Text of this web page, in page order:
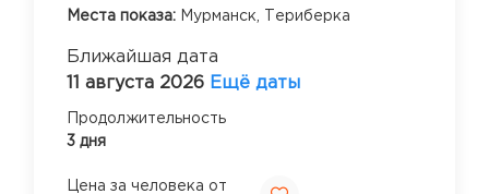
Места показа: Мурманск, Териберка
Ближайшая дата
11 августа 2026 Ещё даты
Продолжительность
3 дня
Цена за человека от